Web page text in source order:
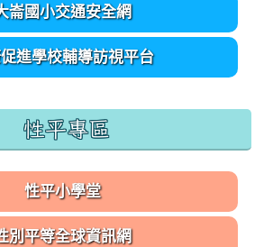
崙國小交通安全網
進學校輔導訪視平台
性平專區
性平小學堂
別平等全球資訊網